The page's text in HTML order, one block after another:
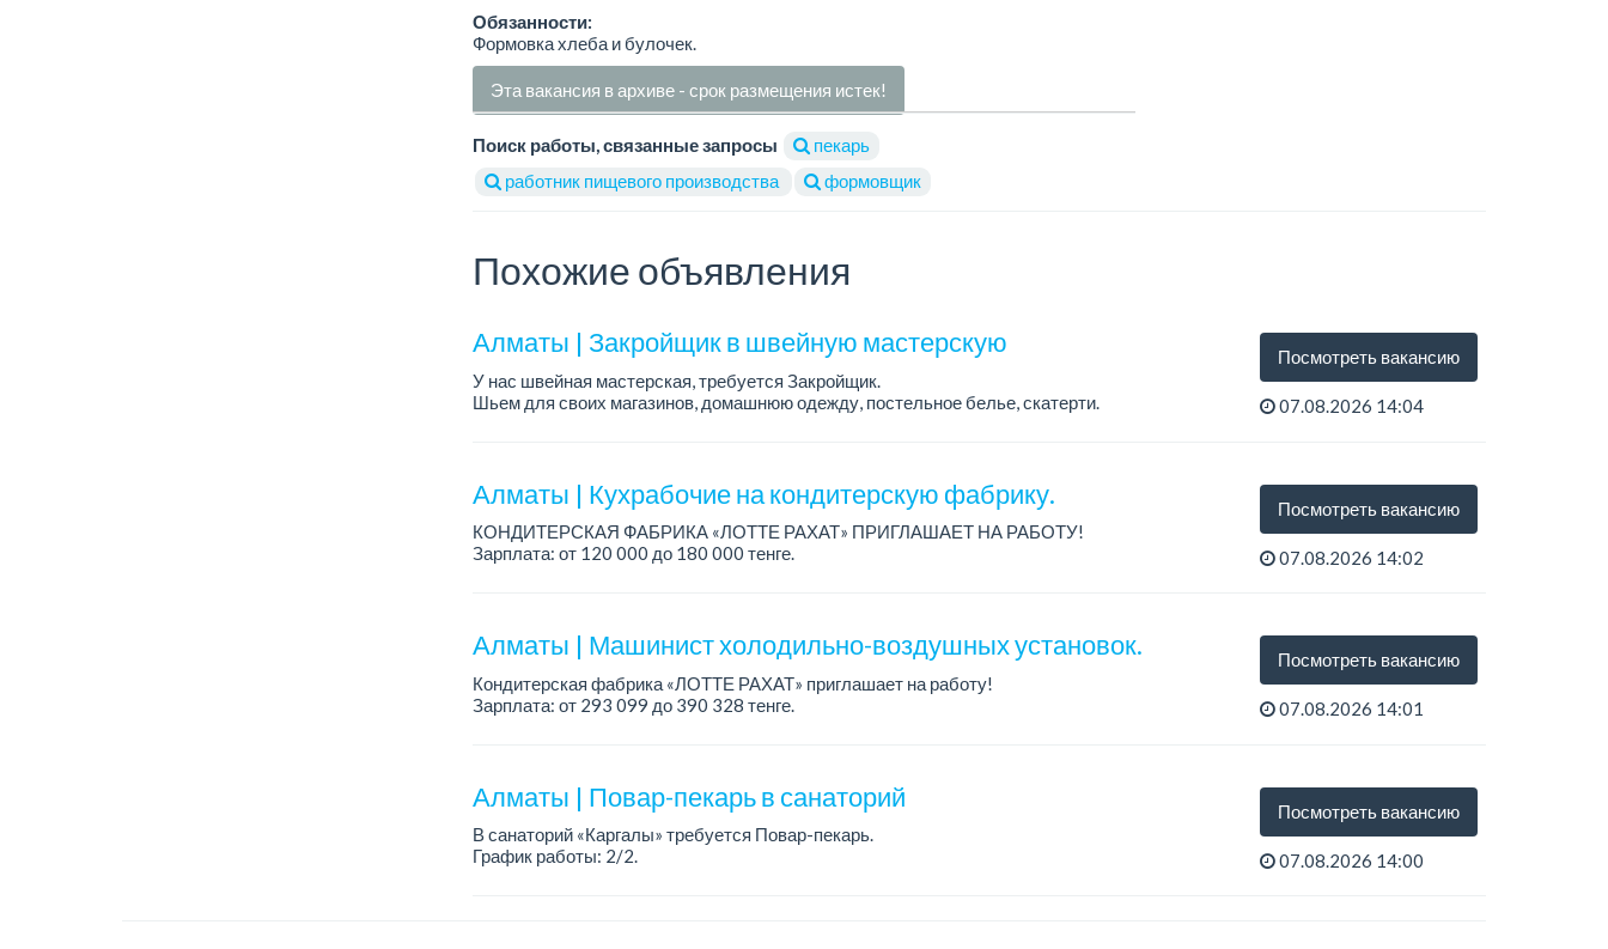
Обязанности:
Формовка хлеба и булочек.
Эта вакансия в архиве - срок размещения истек!
Поиск работы, связанные запросы
пекарь
работник пищевого производства
формовщик
Похожие объявления
Алматы | Закройщик в швейную мастерскую
У нас швейная мастерская, требуется Закройщик.
Шьем для своих магазинов, домашнюю одежду, постельное белье, скатерти.
Посмотреть вакансию
07.08.2026 14:04
Алматы | Кухрабочие на кондитерскую фабрику.
КОНДИТЕРСКАЯ ФАБРИКА «ЛОТТЕ РАХАТ» ПРИГЛАШАЕТ НА РАБОТУ!
Зарплата: от 120 000 до 180 000 тенге.
Посмотреть вакансию
07.08.2026 14:02
Алматы | Машинист холодильно-воздушных установок.
Кондитерская фабрика «ЛОТТЕ РАХАТ» приглашает на работу!
Зарплата: от 293 099 до 390 328 тенге.
Посмотреть вакансию
07.08.2026 14:01
Алматы | Повар-пекарь в санаторий
В санаторий «Каргалы» требуется Повар-пекарь.
График работы: 2/2.
Посмотреть вакансию
07.08.2026 14:00